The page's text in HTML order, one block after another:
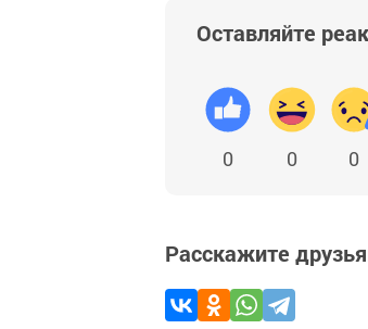
Оставляйте
0 0 0
Расскажите